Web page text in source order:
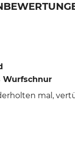
Wurfschnur
mal,